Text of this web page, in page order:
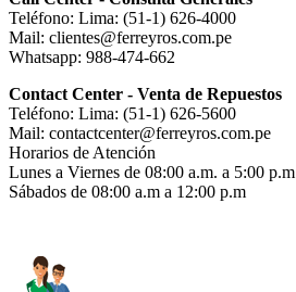
Teléfono: Lima: (51-1) 626-4000
Mail: clientes@ferreyros.com.pe
Whatsapp: 988-474-662
Contact Center - Venta de Repuestos
Teléfono: Lima: (51-1) 626-5600
Mail: contactcenter@ferreyros.com.pe
Horarios de Atención
Lunes a Viernes de 08:00 a.m. a 5:00 p.m
Sábados de 08:00 a.m a 12:00 p.m